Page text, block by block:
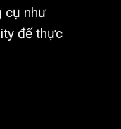
cụ như
để thực